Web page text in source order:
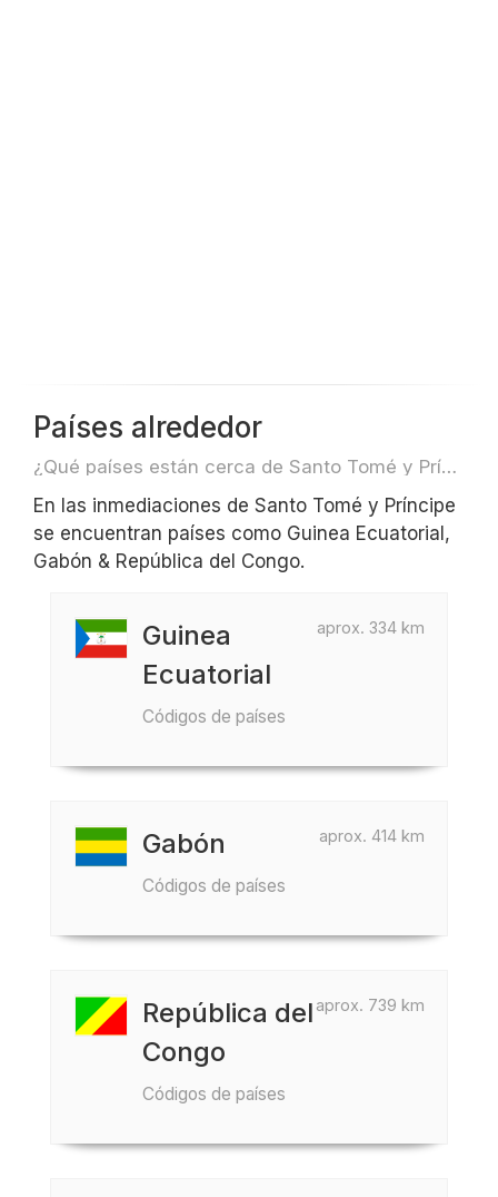
Países alrededor
¿Qué países están cerca de Santo Tomé y Príncipe para, por ejemplo, viajar o volar?
En las inmediaciones de Santo Tomé y Príncipe
se encuentran países como Guinea Ecuatorial,
Gabón & República del Congo.
aprox. 334 km
Guinea
Ecuatorial
Códigos de países
aprox. 414 km
Gabón
Códigos de países
aprox. 739 km
República del
Congo
Códigos de países